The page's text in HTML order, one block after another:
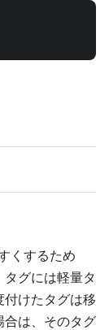
くするため
グには軽量タ
けたタグは移
合は、そのタグ